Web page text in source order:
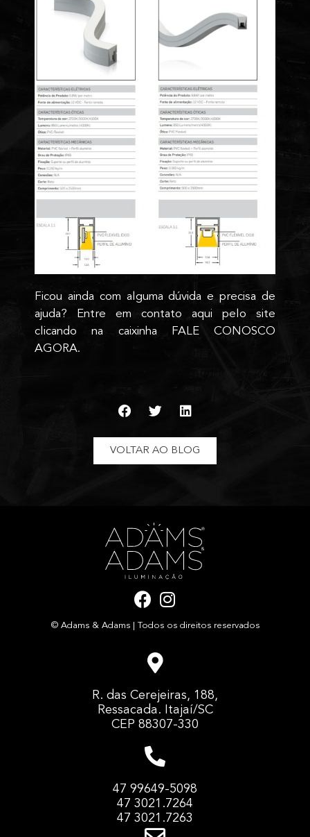
Ficou ainda com alguma dúvida e precisa de
ajuda? Entre em contato aqui pelo site
clicando na caixinha FALE CONOSCO
AGORA.
VOLTAR AO BLOG
F
a
c
b
o
k
I
n
s
r
a
© Adams & Adams | Todos os direitos reservados
R. das Cerejeiras, 188,
Ressacada. Itajaí/SC
CEP 88307-330
47 99649-5098
47 3021.7264
47 3021.7263